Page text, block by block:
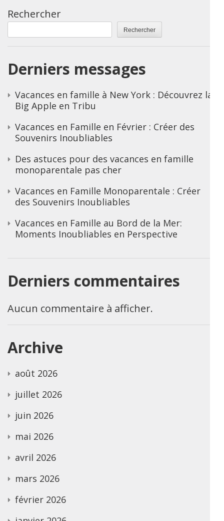
Rechercher
Rechercher
Derniers messages
Vacances en famille à New York : Découvrez la
Big Apple en Tribu
Vacances en Famille en Février : Créer des
Souvenirs Inoubliables
Des astuces pour des vacances en famille
monoparentale pas cher
Vacances en Famille Monoparentale : Créer
des Souvenirs Inoubliables
Vacances en Famille au Bord de la Mer:
Moments Inoubliables en Perspective
Derniers commentaires
Aucun commentaire à afficher.
Archive
août 2026
juillet 2026
juin 2026
mai 2026
avril 2026
mars 2026
février 2026